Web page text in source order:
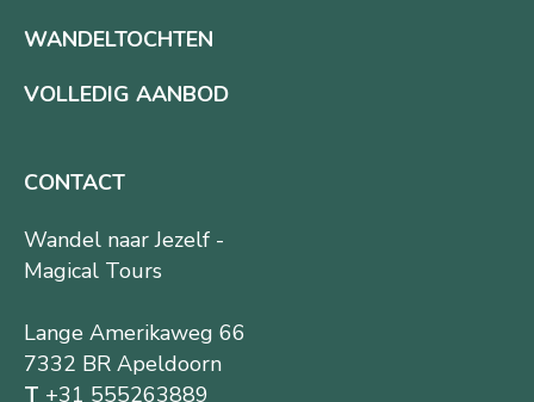
WANDELTOCHTEN
VOLLEDIG AANBOD
CONTACT
Wandel naar Jezelf -
Magical Tours
Lange Amerikaweg 66
7332 BR Apeldoorn
T +31 555263889